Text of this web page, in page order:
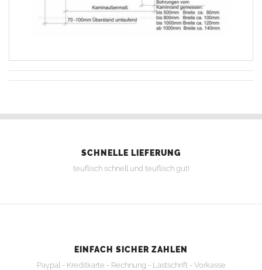
SCHNELLE LIEFERUNG
teuflisch schnell und teuflisch gut!
EINFACH SICHER ZAHLEN
Paypal - Kreditkarte - Rechnung - Lastschrift - Vorkasse